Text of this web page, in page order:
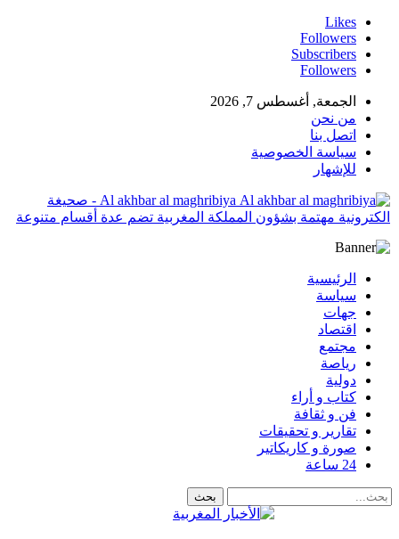
Likes
Followers
Subscribers
Followers
الجمعة, أغسطس 7, 2026
من نحن
اتصل بنا
سياسة الخصوصية
للإشهار
Al akhbar al maghribiya - صحيغة
الكترونية مهتمة بشؤون المملكة المغربية تضم عدة أقسام متنوعة
الرئيسية
سياسة
جهات
اقتصاد
مجتمع
رياصة
دولية
كتاب و أراء
فن و ثقافة
تقارير و تحقيقات
صورة و كاريكاتير
24 ساعة